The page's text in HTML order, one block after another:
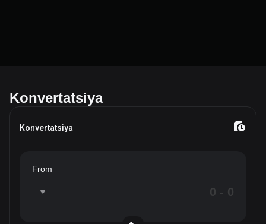
Konvertatsiya
Konvertatsiya
From